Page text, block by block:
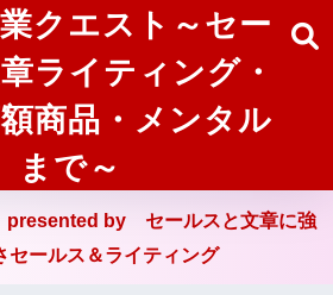
クエスト～セー
ライティング・
商品・メンタル
まで～
by セールスと文章に強
セールス＆ライティング